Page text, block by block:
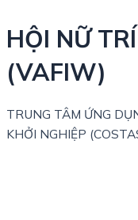
HỘI NỮ
(VAFIW)
TRUNG TÂM ỨNG
KHỞI NGHIỆP